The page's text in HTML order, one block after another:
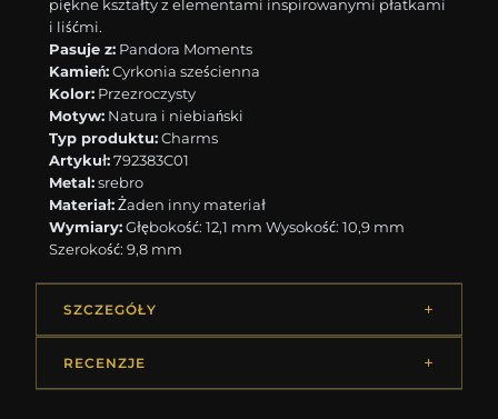
piękne kształty z elementami inspirowanymi płatkami
i liśćmi.
Pasuje z: Pandora Moments
Kamień:Cyrkonia sześcienna
Kolor: Przezroczysty
Motyw: Natura i niebiański
Typ produktu:Charms
Artykuł:792383C01
Metal:srebro
Materiał:Żaden inny materiał
Wymiary:Głębokość: 12,1 mm Wysokość: 10,9 mm
Szerokość: 9,8 mm
SZCZEGÓŁY
RECENZJE